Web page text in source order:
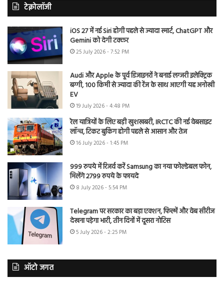
टेक्नोलॉजी
iOS 27 में नई Siri होगी पहले से ज्यादा स्मार्ट, ChatGPT और
Gemini को देगी टक्कर
25 July 2026 - 7:52 PM
Audi और Apple के पूर्व डिजाइनरों ने बनाई लग्जरी इलेक्ट्रिक
बग्गी, 100 किमी से ज्यादा की रेंज के साथ आएगी यह अनोखी
EV
19 July 2026 - 4:48 PM
रेल यात्रियों के लिए बड़ी खुशखबरी, IRCTC की नई वेबसाइट
लॉन्च, टिकट बुकिंग होगी पहले से आसान और तेज
16 July 2026 - 1:45 PM
999 रुपये में रिजर्व करें Samsung का नया फोल्डेबल फोन,
मिलेंगे 2799 रुपये के फायदे
8 July 2026 - 5:54 PM
Telegram पर सरकार का बड़ा एक्शन, फिल्में और वेब सीरीज
देखना पड़ेगा भारी, तीन दिनों में दूसरा नोटिस
5 July 2026 - 2:25 PM
ऑटो जगत